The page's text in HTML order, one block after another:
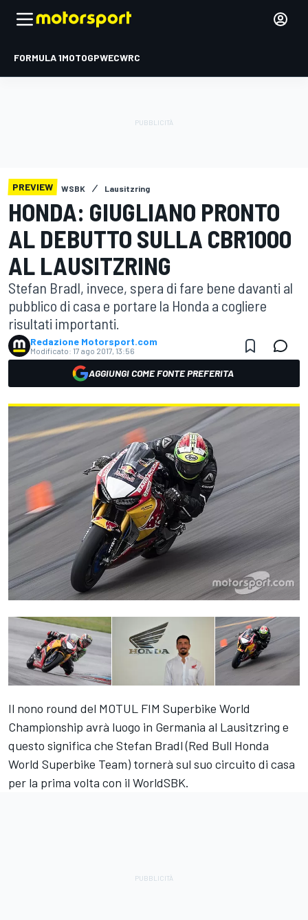
FORMULA 1MOTOGPWECWRC
PREVIEW WSBK Lausitzring
HONDA: GIUGLIANO PRONTO
AL DEBUTTO SULLA CBR1000
AL LAUSITZRING
Stefan Bradl, invece, spera di fare bene davanti al
pubblico di casa e portare la Honda a cogliere
risultati importanti.
Redazione Motorsport.com
Modificato: 17 ago 2017, 13:56
AGGIUNGI COME FONTE PREFERITA
Il nono round del MOTUL FIM Superbike World
Championship avrà luogo in Germania al Lausitzring e
questo significa che Stefan Bradl (Red Bull Honda
World Superbike Team) tornerà sul suo circuito di casa
per la prima volta con il WorldSBK.